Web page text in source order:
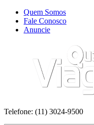
Quem Somos
Fale Conosco
Anuncie
Telefone: (11) 3024-9500